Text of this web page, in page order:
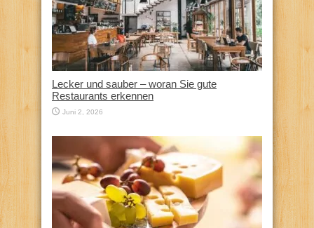
Lecker und sauber – woran Sie gute
Restaurants erkennen
Juni 2, 2026